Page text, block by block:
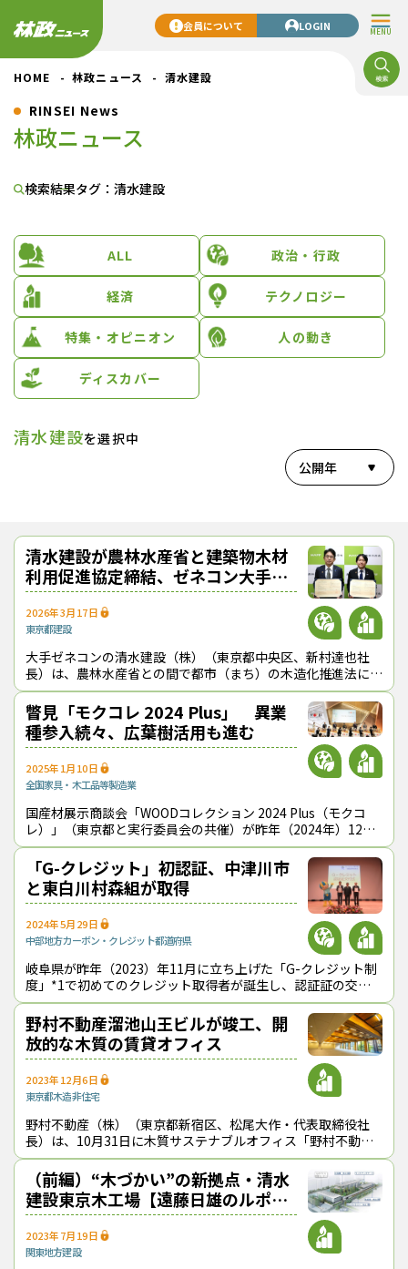
MENU
会員について LOGIN
HOME 林政ニュース 清水建設
RINSEI News
林政ニュース
検索結果タグ：清水建設
ALL 政治・行政
経済 テクノロジー
特集・オピニオン 人の動き
ディスカバー
清水建設を選択中
公開年
清水建設が農林水産省と建築物木材
利用促進協定締結、ゼネコン大手５
社が出揃う
2026年3月17日
東京都建設
大手ゼネコンの清水建設（株）（東京都中央区、新村達也社
長）は、農林水産省との間で都市（まち）の木造化推進法に基
づく建築物木材利用促進協定を３月13日に結んだ。 同協定に
基づき同社は、耐火性・耐
瞥見「モクコレ 2024 Plus」 異業
種参入続々、広葉樹活用も進む
2025年1月10日
全国家具・木工品等製造業
国産材展示商談会「WOODコレクション 2024 Plus（モクコ
レ）」（東京都と実行委員会の共催）が昨年（2024年）12月
19・20日に東京都江東区の東京ビッグサイトで開催され、38
都道府県から2
「G-クレジット」初認証、中津川市
と東白川村森組が取得
2024年5月29日
中部地方カーボン・クレジット都道府県
岐阜県が昨年（2023）年11月に立ち上げた「G-クレジット制
度」*1で初めてのクレジット取得者が誕生し、認証証の交付
式が５月14日に県庁１階のミナモホールで開かれた。 同制度
は、県内の人工林
野村不動産溜池山王ビルが竣工、開
放的な木質の賃貸オフィス
2023年12月6日
東京都木造非住宅
野村不動産（株）（東京都新宿区、松尾大作・代表取締役社
長）は、10月31日に木質サステナブルオフィス「野村不動産
溜池山王ビル」を竣工し、11月20日に報道関係者向けの見学
会を開催した。2021年から
（前編）“木づかい”の新拠点・清水
建設東京木工場【遠藤日雄のルポ＆
対論】
2023年7月19日
関東地方建設